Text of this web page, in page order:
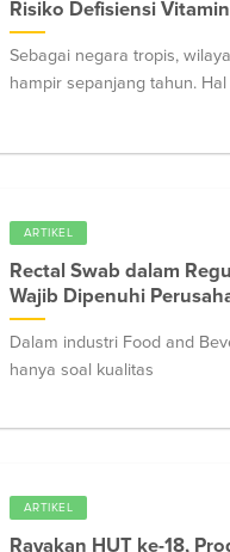
Risiko Defisiensi
Sebagai negara tropis,
hampir sepanjang tahun. Hal
ARTIKEL
Rectal Swab dalam
Wajib Dipenuhi
Dalam industri Food and
hanya soal kualitas
ARTIKEL
Rayakan HUT ke-18,